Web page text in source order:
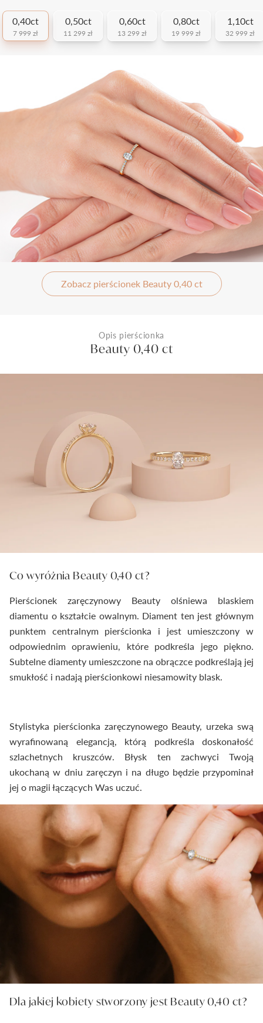
0,40ct
7 999 zł
0,50ct
11 299 zł
0,60ct
13 299 zł
0,80ct
19 999 zł
1,10ct
32 999 zł
Zobacz pierścionek Beauty 0,40 ct
Opis pierścionka
Beauty 0,40 ct
Co wyróżnia Beauty 0,40 ct?
Pierścionek zaręczynowy Beauty olśniewa blaskiem
diamentu o kształcie owalnym. Diament ten jest głównym
punktem centralnym pierścionka i jest umieszczony w
odpowiednim oprawieniu, które podkreśla jego piękno.
Subtelne diamenty umieszczone na obrączce podkreślają jej
smukłość i nadają pierścionkowi niesamowity blask.
Stylistyka pierścionka zaręczynowego Beauty, urzeka swą
wyrafinowaną elegancją, którą podkreśla doskonałość
szlachetnych kruszców. Błysk ten zachwyci Twoją
ukochaną w dniu zaręczyn i na długo będzie przypominał
jej o magii łączących Was uczuć.
Dla jakiej kobiety stworzony jest Beauty 0,40 ct?